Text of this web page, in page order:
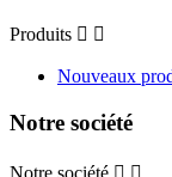
Produits  
Nouveaux
Notre société
Notre société  